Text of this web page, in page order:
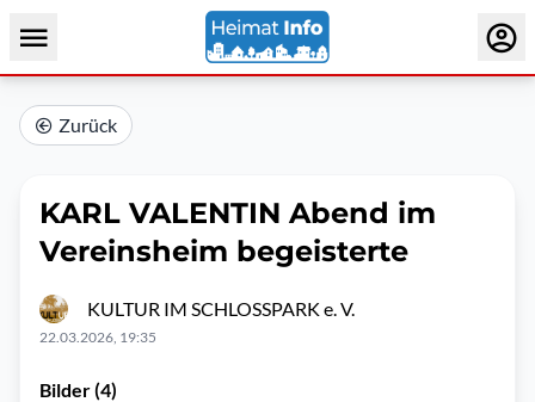
Zurück
KARL VALENTIN Abend im
Vereinsheim begeisterte
KULTUR IM SCHLOSSPARK e. V.
22.03.2026, 19:35
Bilder (4)